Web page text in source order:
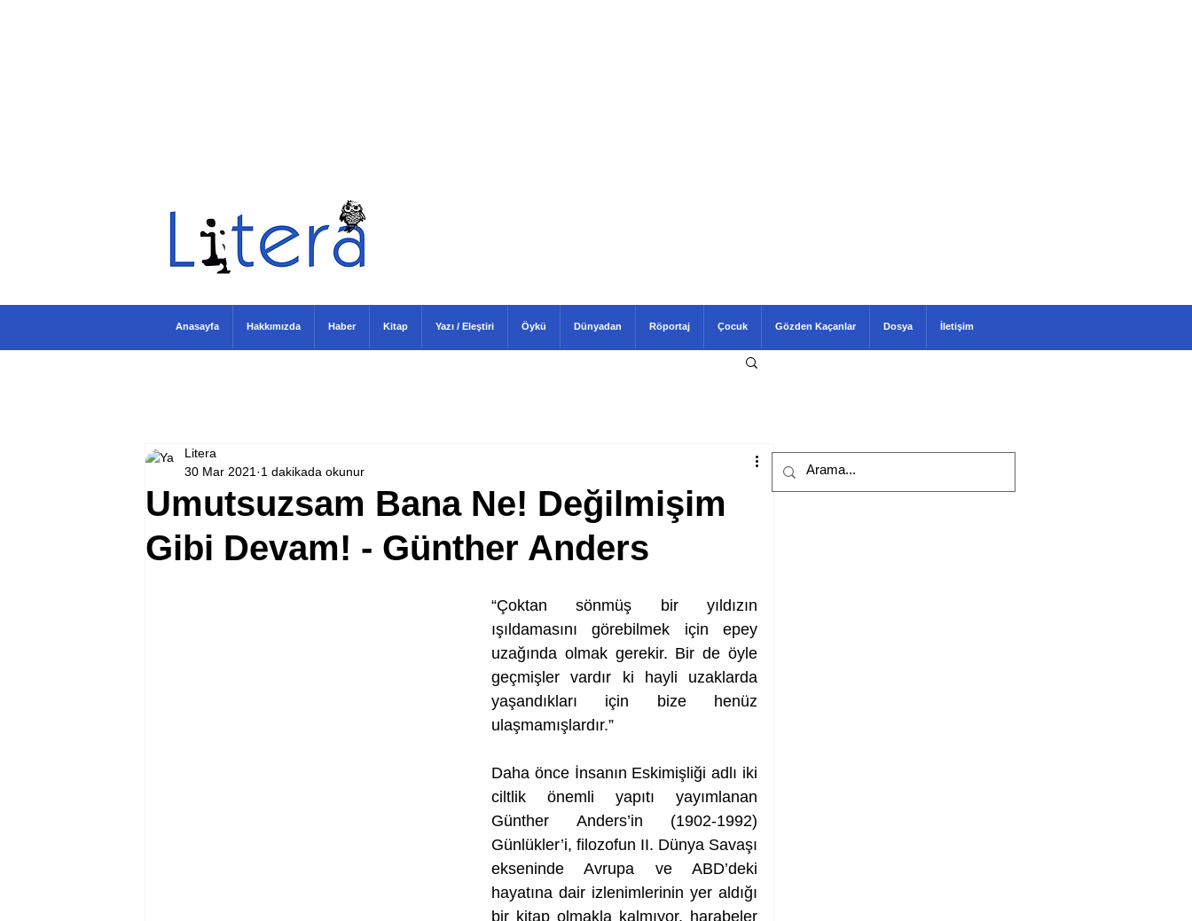
Umutsuzsam Bana Ne! Değilmişim
Gibi Devam! - Günther Anders
Litera
30 Mar 2021 1 dakikada okunur
“Çoktan sönmüş bir yıldızın
ışıldamasını görebilmek için epey
uzağında olmak gerekir. Bir de öyle
geçmişler vardır ki hayli uzaklarda
yaşandıkları için bize henüz
ulaşmamışlardır.”
Daha önce İnsanın Eskimişliği adlı iki
ciltlik önemli yapıtı yayımlanan
Günther Anders’in (1902-1992)
Günlükler’i, filozofun II. Dünya Savaşı
ekseninde Avrupa ve ABD’deki
hayatına dair izlenimlerinin yer aldığı
bir kitap olmakla kalmıyor, harabeler
Anasayfa Hakkımızda Haber Kitap Yazı / Eleştiri Öykü Dünyadan Röportaj Çocuk Gözden Kaçanlar Dosya İletişim